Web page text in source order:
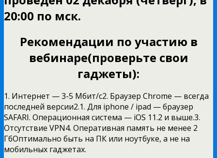
20:00 по мск.
Рекомендации по участию в
вебинаре(проверьте свои
гаджеты):
1. Интернет — 3-5 Мбит/c2. Браузер Chrome — всегда
последней версии2.1. Для iphone / ipad — браузер
SAFARI. Операционная система — iOS 11.2 и выше.3.
Отсутствие VPN4. Оперативная память не менее 2
ГбОптимально быть на ПК или ноутбуке, а не на
мобильных гаджетах.